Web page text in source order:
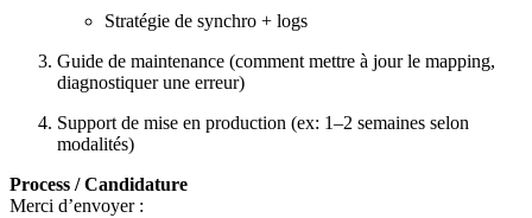
Stratégie de synchro + logs
Guide de maintenance (comment mettre à jour le mapping,
diagnostiquer une erreur)
Support de mise en production (ex: 1–2 semaines selon
modalités)
Process / Candidature
Merci d’envoyer :